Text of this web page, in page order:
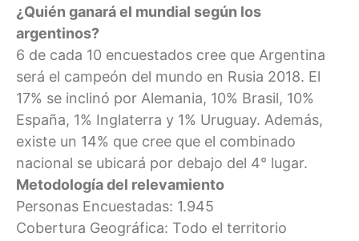
¿Quién ganará el mundial según los
argentinos?
6 de cada 10 encuestados cree que Argentina
será el campeón del mundo en Rusia 2018. El
17% se inclinó por Alemania, 10% Brasil, 10%
España, 1% Inglaterra y 1% Uruguay. Además,
existe un 14% que cree que el combinado
nacional se ubicará por debajo del 4° lugar.
Metodología del relevamiento
Personas Encuestadas: 1.945
Cobertura Geográfica: Todo el territorio